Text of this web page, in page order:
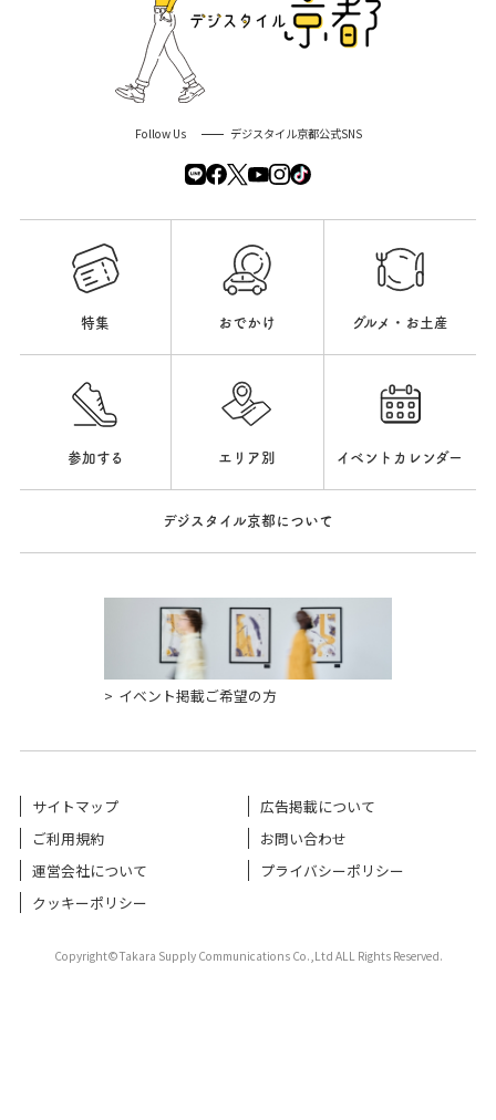
Follow Us デジスタイル京都公式SNS
特集 おでかけ グルメ・お土産
参加する エリア別 イベントカレンダー
デジスタイル京都について
イベント掲載ご希望の方
サイトマップ
広告掲載について
ご利用規約
お問い合わせ
運営会社について
プライバシーポリシー
クッキーポリシー
Copyright©Takara Supply Communications Co.,Ltd ALL Rights Reserved.